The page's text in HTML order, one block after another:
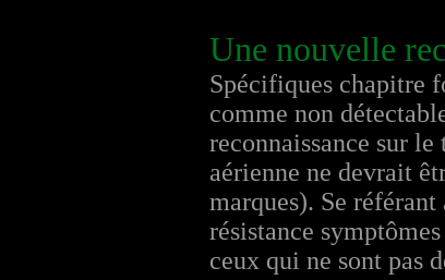
Une nouvelle
Spécifiques chapitre
comme non
reconnaissance sur
aérienne ne devrait
marques). Se
résistance
ceux qui ne sont pas